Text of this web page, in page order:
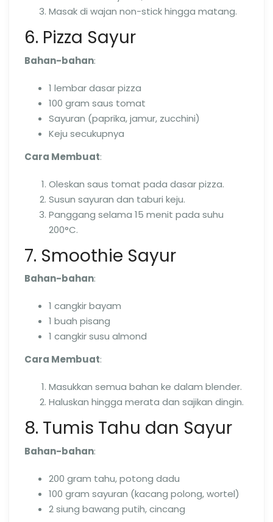
Masak di wajan non-stick hingga matang.
6. Pizza Sayur
Bahan-bahan:
1 lembar dasar pizza
100 gram saus tomat
Sayuran (paprika, jamur, zucchini)
Keju secukupnya
Cara Membuat:
Oleskan saus tomat pada dasar pizza.
Susun sayuran dan taburi keju.
Panggang selama 15 menit pada suhu
200°C.
7. Smoothie Sayur
Bahan-bahan:
1 cangkir bayam
1 buah pisang
1 cangkir susu almond
Cara Membuat:
Masukkan semua bahan ke dalam blender.
Haluskan hingga merata dan sajikan dingin.
8. Tumis Tahu dan Sayur
Bahan-bahan:
200 gram tahu, potong dadu
100 gram sayuran (kacang polong, wortel)
2 siung bawang putih, cincang